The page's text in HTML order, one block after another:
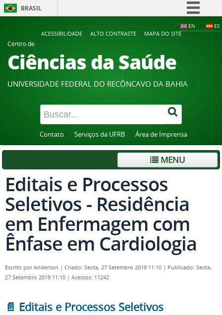
BRASIL
Participe
Acesso à informação
Legislação
Canais
EN ES
ACESSIBILIDADE ALTO CONTRASTE
MAPA DO SITE
Centro de
Ciências da Saúde
UNIVERSIDADE FEDERAL DO RECÔNCAVO DA BAHIA
Contato Serviços da UFRB Área de Imprensa
MENU
Editais e Processos
Seletivos - Residência
em Enfermagem com
Ênfase em Cardiologia
Escrito porAnderson | Criado: Sexta, 27 Setembro 2019 11:10 | Publicado: Sexta,
27 Setembro 2019 11:10 | Acessos: 11242
📄 Editais e Processos Seletivos